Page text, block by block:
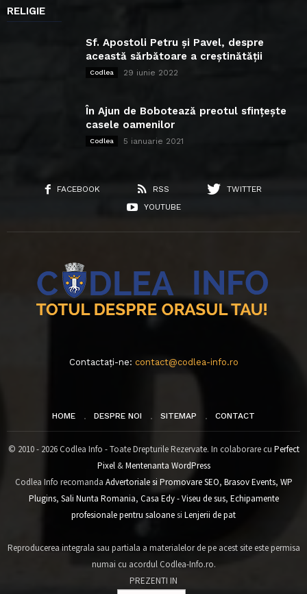
RELIGIE
Sf. Apostoli Petru și Pavel, despre
această sărbătoare a creștinătății
Codlea 29 iunie 2022
În Ajun de Bobotează preotul sfințește
casele oamenilor
Codlea 5 ianuarie 2021
FACEBOOK RSS
TWITTER
YOUTUBE
Contactați-ne: contact@codlea-info.ro
HOME DESPRE NOI SITEMAP CONTACT
© 2010 - 2026 Codlea Info - Toate Drepturile Rezervate. In colaborare cu Perfect
Pixel&Mentenanta WordPress
Codlea Info recomanda Advertoriale si Promovare SEO, Brasov Events, WP
Plugins, Sali Nunta Romania, Casa Edy - Viseu de sus, Echipamente
profesionale pentru saloanesi Lenjerii de pat
Reproducerea integrala sau partiala a materialelor de pe acest site este permisa
numai cu acordul Codlea-Info.ro.
PREZENTI IN